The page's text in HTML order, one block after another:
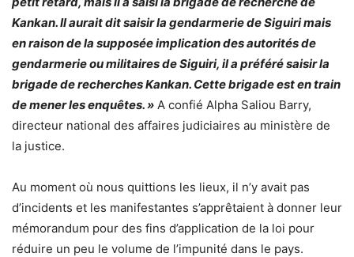
Kankan. Il aurait dit saisir la gendarmerie de Siguiri mais
en raison de la supposée implication des autorités de
gendarmerie ou militaires de Siguiri, il a préféré saisir la
brigade de recherches Kankan. Cette brigade est en train
de mener les enquêtes. » A confié Alpha Saliou Barry,
directeur national des affaires judiciaires au ministère de
la justice.
Au moment où nous quittions les lieux, il n’y avait pas
d’incidents et les manifestantes s’apprêtaient à donner leur
mémorandum pour des fins d’application de la loi pour
réduire un peu le volume de l’impunité dans le pays.